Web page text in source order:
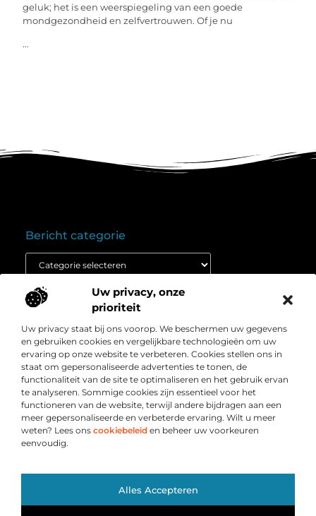
Uw privacy, onze
prioriteit
Uw privacy staat bij ons voorop. We beschermen uw gegevens
en gebruiken cookies en vergelijkbare technologieën om uw
ervaring op onze website te verbeteren. Cookies stellen ons in
staat om gepersonaliseerde advertenties te tonen, de
functionaliteit van de site te optimaliseren en het gebruik ervan
te analyseren. Sommige cookies zijn essentieel voor het
functioneren van de website, terwijl andere bijdragen aan een
meer gepersonaliseerde en verbeterde ervaring. Wilt u meer
weten? Lees ons cookiebeleid en beheer uw voorkeuren
eenvoudig.
Alles Accepteren
geluk; het is een weerspiegeling van een goede
mondgezondheid en zelfvertrouwen. Of je nu
...
Over
Bedrijf
” Het platform voor slimme inzichten en
conversieboosts “
Duik in waardevolle content, praktische strategieën en
inspirerende cases die jouw webshop naar een hoger
niveau tillen. Welkom bij Webshop-conversie.nl – jouw
bron voor resultaatgerichte kennis en online groei.
Onze informatie
Bericht categorie